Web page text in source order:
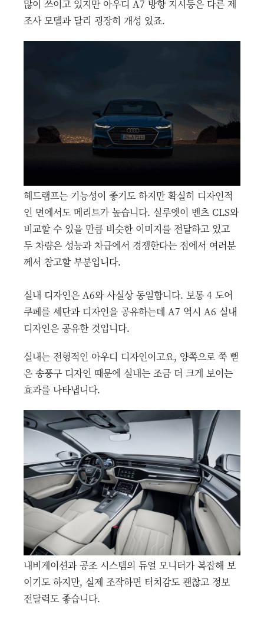
많이 쓰이고 있지만 아우디 A7 방향 지시등은 다른 제
조사 모델과 달리 굉장히 개성 있죠.
헤드램프는 기능성이 좋기도 하지만 확실히 디자인적
인 면에서도 메리트가 높습니다. 실루엣이 벤츠 CLS와
비교할 수 있을 만큼 비슷한 이미지를 전달하고 있고
두 차량은 성능과 차급에서 경쟁한다는 점에서 여러분
께서 참고할 부분입니다.
실내 디자인은 A6와 사실상 동일합니다. 보통 4 도어
쿠페를 세단과 디자인을 공유하는데 A7 역시 A6 실내
디자인은 공유한 것입니다.
실내는 전형적인 아우디 디자인이고요, 양쪽으로 쭉 뻗
은 송풍구 디자인 때문에 실내는 조금 더 크게 보이는
효과를 나타냅니다.
내비게이션과 공조 시스템의 듀얼 모니터가 복잡해 보
이기도 하지만, 실제 조작하면 터치감도 괜찮고 정보
전달력도 좋습니다.